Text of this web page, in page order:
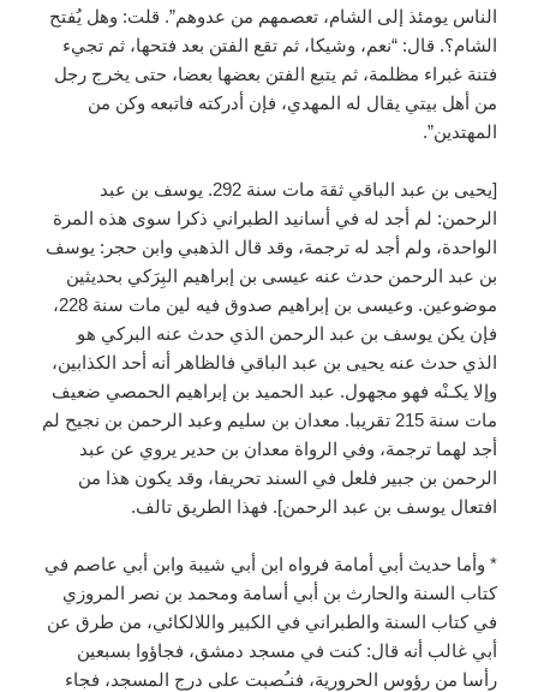
الناس يومئذ إلى الشام، تعصمهم من عدوهم”. قلت: وهل يُفتح
الشام؟. قال: “نعم، وشيكا، ثم تقع الفتن بعد فتحها، ثم تجيء
فتنة غبراء مظلمة، ثم يتبع الفتن بعضها بعضا، حتى يخرج رجل
من أهل بيتي يقال له المهدي، فإن أدركته فاتبعه وكن من
المهتدين”.
[يحيى بن عبد الباقي ثقة مات سنة 292. يوسف بن عبد
الرحمن: لم أجد له في أسانيد الطبراني ذكرا سوى هذه المرة
الواحدة، ولم أجد له ترجمة، وقد قال الذهبي وابن حجر: يوسف
بن عبد الرحمن حدث عنه عيسى بن إبراهيم البِرَكي بحديثين
موضوعين. وعيسى بن إبراهيم صدوق فيه لين مات سنة 228،
فإن يكن يوسف بن عبد الرحمن الذي حدث عنه البركي هو
الذي حدث عنه يحيى بن عبد الباقي فالظاهر أنه أحد الكذابين،
وإلا يكـنْه فهو مجهول. عبد الحميد بن إبراهيم الحمصي ضعيف
مات سنة 215 تقريبا. معدان بن سليم وعبد الرحمن بن نجيح لم
أجد لهما ترجمة، وفي الرواة معدان بن حدير يروي عن عبد
الرحمن بن جبير فلعل في السند تحريفا، وقد يكون هذا من
افتعال يوسف بن عبد الرحمن]. فهذا الطريق تالف.
* وأما حديث أبي أمامة فرواه ابن أبي شيبة وابن أبي عاصم في
كتاب السنة والحارث بن أبي أسامة ومحمد بن نصر المروزي
في كتاب السنة والطبراني في الكبير واللالكائي، من طرق عن
أبي غالب أنه قال: كنت في مسجد دمشق، فجاؤوا بسبعين
رأسا من رؤوس الحرورية، فنـُصبت على درج المسجد، فجاء